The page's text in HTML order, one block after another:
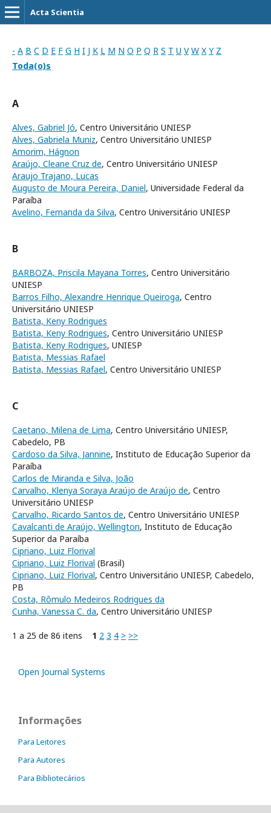
Acta Scientia
- A B C D E F G H I J K L M N O P Q R S T U V W X Y Z
Toda(o)s
A
Alves, Gabriel Jó, Centro Universitário UNIESP
Alves, Gabriela Muniz, Centro Universitário UNIESP
Amorim, Hágnon
Araújo, Cleane Cruz de, Centro Universitário UNIESP
Araujo Trajano, Lucas
Augusto de Moura Pereira, Daniel, Universidade Federal da
Paraíba
Avelino, Fernanda da Silva, Centro Universitário UNIESP
B
BARBOZA, Priscila Mayana Torres, Centro Universitário
UNIESP
Barros Filho, Alexandre Henrique Queiroga, Centro
Universitário UNIESP
Batista, Keny Rodrigues
Batista, Keny Rodrigues, Centro Universitário UNIESP
Batista, Keny Rodrigues, UNIESP
Batista, Messias Rafael
Batista, Messias Rafael, Centro Universitário UNIESP
C
Caetano, Milena de Lima, Centro Universitário UNIESP,
Cabedelo, PB
Cardoso da Silva, Jannine, Instituto de Educação Superior da
Paraíba
Carlos de Miranda e Silva, João
Carvalho, Klenya Soraya Araújo de Araújo de, Centro
Universitário UNIESP
Carvalho, Ricardo Santos de, Centro Universitário UNIESP
Cavalcanti de Araújo, Wellington, Instituto de Educação
Superior da Paraíba
Cipriano, Luiz Florival
Cipriano, Luiz Florival (Brasil)
Cipriano, Luiz Florival, Centro Universitário UNIESP, Cabedelo,
PB
Costa, Rômulo Medeiros Rodrigues da
Cunha, Vanessa C. da, Centro Universitário UNIESP
1 a 25 de 86 itens 1 2 3 4 > >>
Open Journal Systems
Informações
Para Leitores
Para Autores
Para Bibliotecários